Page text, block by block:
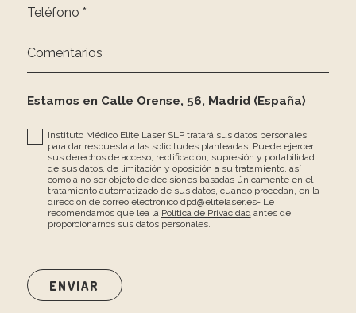
Teléfono *
Comentarios
Estamos en Calle Orense, 56, Madrid (España)
Instituto Médico Elite Laser SLP tratará sus datos personales
para dar respuesta a las solicitudes planteadas. Puede ejercer
sus derechos de acceso, rectificación, supresión y portabilidad
de sus datos, de limitación y oposición a su tratamiento, así
como a no ser objeto de decisiones basadas únicamente en el
tratamiento automatizado de sus datos, cuando procedan, en la
dirección de correo electrónico dpd@elitelaser.es- Le
recomendamos que lea la Política de Privacidadantes de
proporcionarnos sus datos personales.